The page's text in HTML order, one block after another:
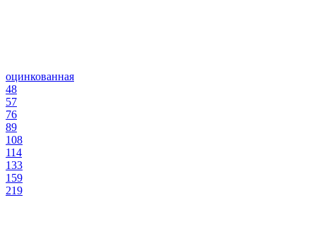
оцинкованная
48
57
76
89
108
114
133
159
219